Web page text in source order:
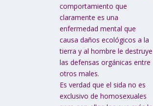
comportamiento que
claramente es una
enfermedad mental que
causa daños ecológicos a la
tierra y al hombre le destruye
las defensas orgánicas entre
otros males.
Es verdad que el sida no es
exclusivo de homosexuales